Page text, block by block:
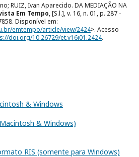
RUIZ, Ivan Aparecido. DA MEDIAÇÃO NA
Em Tempo, [S.l.], v. 16, n. 01, p. 287 -
Disponível em:
emtempo/article/view/2424>. Acesso
doi.org/10.26729/et.v16i01.2424.
& Windows
& Windows)
RIS (somente para Windows)